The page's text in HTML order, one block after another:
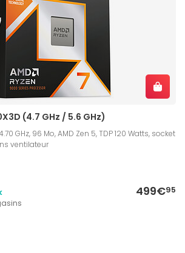
(4.7 GHz / 5.6 GHz)
GHz, 96 Mo, AMD Zen 5, TDP 120 Watts, socket
ventilateur
499€95